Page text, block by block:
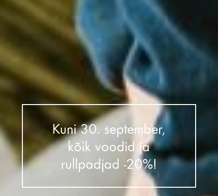
Kuni 30. september,
kõik voodid ja
rullpadjad -20%!